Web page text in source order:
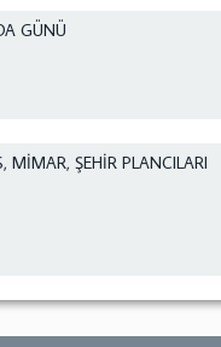
GÜNÜ
MİMAR, ŞEHİR PLANCILARI